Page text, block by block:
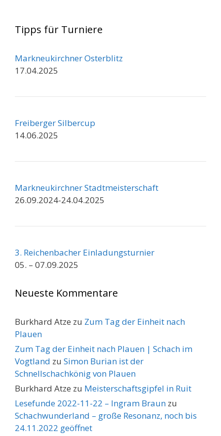
Tipps für Turniere
Markneukirchner Osterblitz
17.04.2025
Freiberger Silbercup
14.06.2025
Markneukirchner Stadtmeisterschaft
26.09.2024-24.04.2025
3. Reichenbacher Einladungsturnier
05. – 07.09.2025
Neueste Kommentare
Burkhard Atze zu Zum Tag der Einheit nach
Plauen
Zum Tag der Einheit nach Plauen | Schach im
Vogtland zu Simon Burian ist der
Schnellschachkönig von Plauen
Burkhard Atze zu Meisterschaftsgipfel in Ruit
Lesefunde 2022-11-22 – Ingram Braun zu
Schachwunderland – große Resonanz, noch bis
24.11.2022 geöffnet